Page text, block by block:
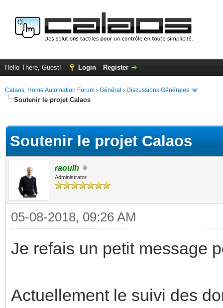
Hello There, Guest! Login Register
Calaos, Home Automation Forum › Général › Discussions Générales
Soutenir le projet Calaos
Soutenir le projet Calaos
raoulh
Administrator
05-08-2018, 09:26 AM
Je refais un petit message
Actuellement le suivi des